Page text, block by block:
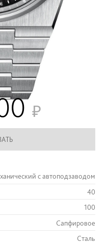
с автоподзаводом
40
100
Сапфировое
Сталь